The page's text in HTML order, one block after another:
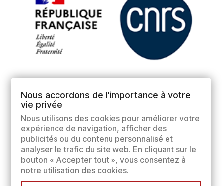
Nous accordons de l'importance à votre
vie privée
Nous utilisons des cookies pour améliorer votre
expérience de navigation, afficher des
publicités ou du contenu personnalisé et
analyser le trafic du site web. En cliquant sur le
bouton « Accepter tout », vous consentez à
notre utilisation des cookies.